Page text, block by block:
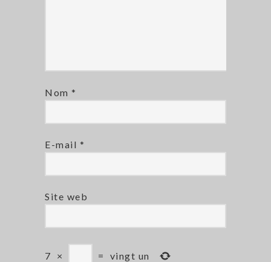
Nom *
E-mail *
Site web
7 × = vingt un